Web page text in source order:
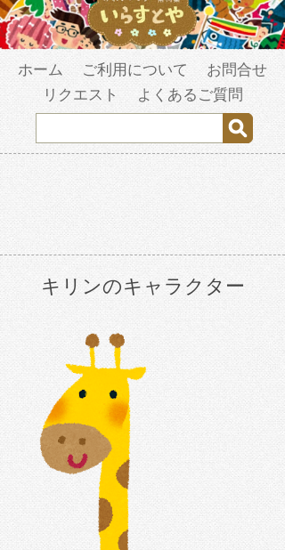
ホーム ご利用について
お問合せ
リクエスト
よくあるご質問
キリンのキャラクター